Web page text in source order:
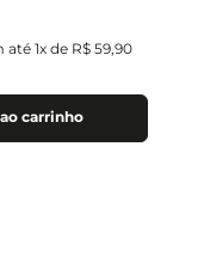
até1x de R$ 59,90
carrinho